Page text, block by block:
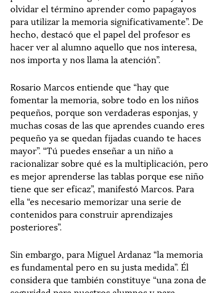
olvidar el término aprender como papagayos
para utilizar la memoria significativamente”. De
hecho, destacó que el papel del profesor es
hacer ver al alumno aquello que nos interesa,
nos importa y nos llama la atención”.
Rosario Marcos entiende que “hay que
fomentar la memoria, sobre todo en los niños
pequeños, porque son verdaderas esponjas, y
muchas cosas de las que aprendes cuando eres
pequeño ya se quedan fijadas cuando te haces
mayor”. “Tú puedes enseñar a un niño a
racionalizar sobre qué es la multiplicación, pero
es mejor aprenderse las tablas porque ese niño
tiene que ser eficaz”, manifestó Marcos. Para
ella “es necesario memorizar una serie de
contenidos para construir aprendizajes
posteriores”.
Sin embargo, para Miguel Ardanaz “la memoria
es fundamental pero en su justa medida”. Él
considera que también constituye “una zona de